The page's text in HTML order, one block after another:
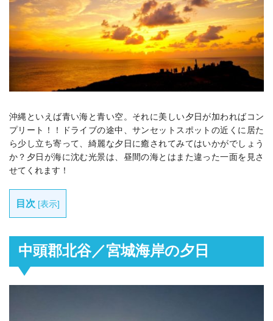
沖縄といえば青い海と青い空。それに美しい夕日が加わればコン
プリート！！ドライブの途中、サンセットスポットの近くに居た
ら少し立ち寄って、綺麗な夕日に癒されてみてはいかがでしょう
か？夕日が海に沈む光景は、昼間の海とはまた違った一面を見さ
せてくれます！
目次 [表示]
中頭郡北谷／宮城海岸の夕日